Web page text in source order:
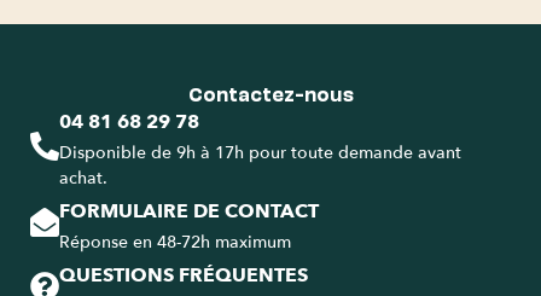
Contactez-nous
04 81 68 29 78
Disponible de 9h à 17h pour toute demande avant
achat.
FORMULAIRE DE CONTACT
Réponse en 48-72h maximum
QUESTIONS FRÉQUENTES